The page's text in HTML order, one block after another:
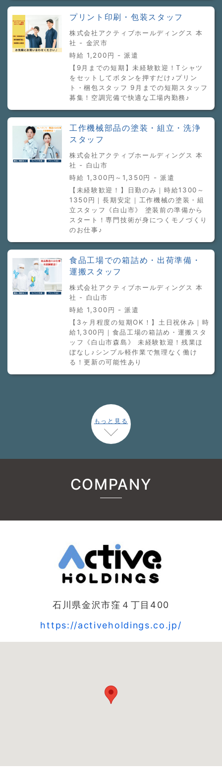
プリント印刷・包装スタッフ
株式会社アクティブホールディングス 本
社 - 金沢市
時給 1,200円 - 派遣
【9月までの短期】未経験歓迎！Tシャツ
をセットしてボタンを押すだけ♪プリン
ト・梱包スタッフ 9月までの短期スタッフ
募集！空調完備で快適な工場内勤務♪
工作機械部品の塗装・組立・洗浄
スタッフ
株式会社アクティブホールディングス 本
社 - 白山市
時給 1,300円～1,350円 - 派遣
【未経験歓迎！】日勤のみ｜時給1300～
1350円｜長期安定｜工作機械の塗装・組
立スタッフ《白山市》 塗装前の準備から
スタート！専門技術が身につくモノづくり
のお仕事♪
食品工場での箱詰め・出荷準備・
運搬スタッフ
株式会社アクティブホールディングス 本
社 - 白山市
時給 1,300円 - 派遣
【3ヶ月程度の短期OK！】土日祝休み｜時
給1,300円｜食品工場の箱詰め・運搬スタ
ッフ《白山市森島》 未経験歓迎！残業ほ
ぼなし♪シンプル軽作業で無理なく働け
る！更新の可能性あり
もっと見る
COMPANY
石川県金沢市窪４丁目400
https://activeholdings.co.jp/